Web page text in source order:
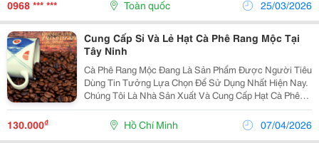
0968 *** *** Toàn quốc 25/03/2026
Cung Cấp Sỉ Và Lẻ Hạt Cà Phê Rang Mộc Tại
Tây Ninh
Cà Phê Rang Mộc Đang Là Sản Phẩm Được Người Tiêu
Dùng Tin Tưởng Lựa Chọn Để Sử Dụng Nhất Hiện Nay.
Chúng Tôi Là Nhà Sản Xuất Và Cung Cấp Hạt Cà Phê
Rang Mộc Tại Tây Ninh Và Các Tỉnh Thành Trên Toàn
Quốc. Chất Lượng Hạt Cafe: + Cà Phê Hạt Sống
Chưa...
130.000₫ Hồ Chí Minh 07/04/2026